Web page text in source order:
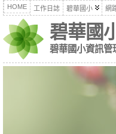
HOME 工作日誌 碧華國小 網
碧華國
碧華國小資訊管